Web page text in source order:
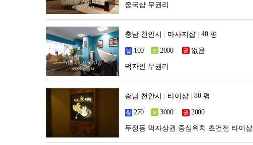
중국샵 무권리
충남 천안시 마사지샵 평
없음
먹자안 무권리
충남 천안시 타이샵 평
두정동 먹자상권 중심위치 초건전 타이샵